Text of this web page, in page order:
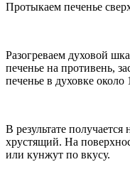
Протыкаем печенье
Разогреваем духовой
печенье на противень,
печенье в духовке около
В результате
хрустящий. На
или кунжут по вкусу.